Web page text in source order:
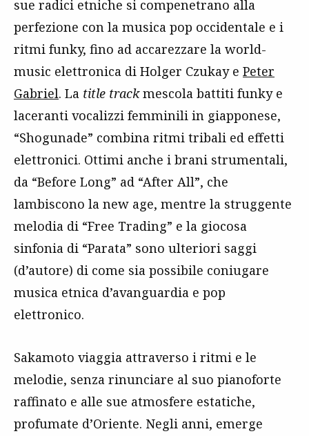
sue radici etniche si compenetrano alla
perfezione con la musica pop occidentale e i
ritmi funky, fino ad accarezzare la world-
music elettronica di Holger Czukay e Peter
Gabriel. La title trackmescola battiti funky e
laceranti vocalizzi femminili in giapponese,
“Shogunade” combina ritmi tribali ed effetti
elettronici. Ottimi anche i brani strumentali,
da “Before Long” ad “After All”, che
lambiscono la new age, mentre la struggente
melodia di “Free Trading” e la giocosa
sinfonia di “Parata” sono ulteriori saggi
(d’autore) di come sia possibile coniugare
musica etnica d’avanguardia e pop
elettronico.
Sakamoto viaggia attraverso i ritmi e le
melodie, senza rinunciare al suo pianoforte
raffinato e alle sue atmosfere estatiche,
profumate d’Oriente. Negli anni, emerge